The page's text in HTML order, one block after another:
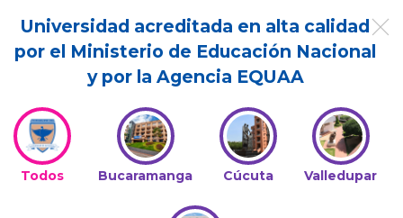
Universidad acreditada en alta calidad
por el Ministerio de Educación Nacional
y por la Agencia EQUAA
Todos Bucaramanga Cúcuta Valledupar